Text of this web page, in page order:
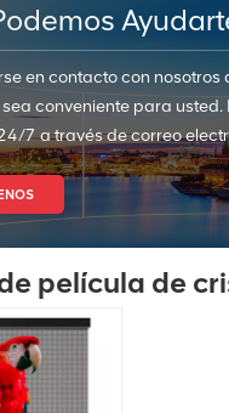
en contacto con nosotros
conveniente para usted.
7 a través de correo
película de